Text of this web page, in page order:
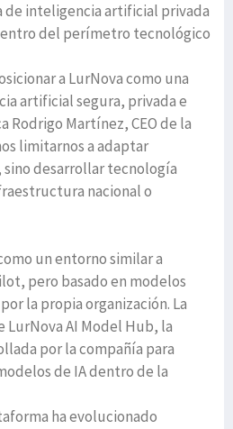
inteligencia artificial privada
del perímetro tecnológico
a LurNova como una
artificial segura, privada e
Rodrigo Martínez, CEO de la
limitarnos a adaptar
sino desarrollar tecnología
nacional o
un entorno similar a
pero basado en modelos
la propia organización. La
LurNova AI Model Hub, la
por la compañía para
de IA dentro de la
ha evolucionado